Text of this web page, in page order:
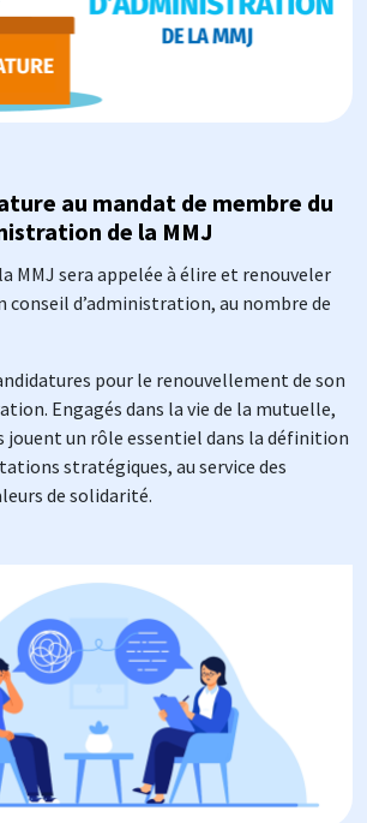
au mandat de membre du
de la MMJ
MMJ sera appelée à élire et renouveler
conseil d’administration, au nombre de
pour le renouvellement de son
Engagés dans la vie de la mutuelle,
jouent un rôle essentiel dans la définition
stratégiques, au service des
de solidarité.